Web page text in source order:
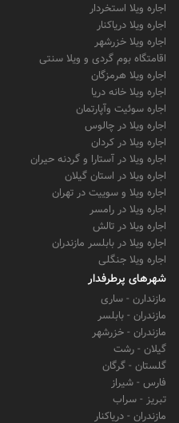
اجاره ویلا استخردار
اجاره ویلا دریاکنار
اجاره ویلا خزرشهر
اقامتگاه بوم گردی و ویلا سنتی
اجاره ویلا هرمزگان
اجاره ویلا خانه دریا
اجاره سوئیت وآپارتمان
اجاره ویلا در چالوس
اجاره ویلا در کردان
اجاره ویلا در آستارا و گردنه حیران
اجاره ویلا در استان گیلان
اجاره ویلا و سوییت در تهران
اجاره ویلا در رامسر
اجاره ویلا در تالش
اجاره ویلا در بابلسر مازندران
اجاره ویلا جنگلی
شهرهای پرطرفدار
مازندارن - ساری
مازندران - بابلسر
مازندران - خزرشهر
گیلان - رشت
گلستان - گرگان
فارس - شیراز
تبریز - سراب
مازندران - دریاکنار